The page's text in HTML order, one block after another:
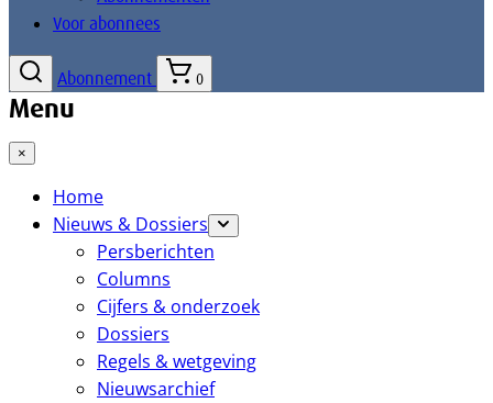
Voor abonnees
Abonnement 0
Menu
×
Home
Nieuws & Dossiers
Persberichten
Columns
Cijfers & onderzoek
Dossiers
Regels & wetgeving
Nieuwsarchief